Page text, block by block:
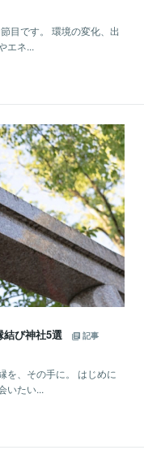
目です。 環境の変化、出
エネ...
結び神社5選
記事
を、その手に。 はじめに
いたい...